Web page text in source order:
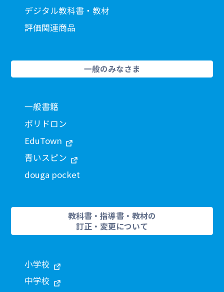
デジタル教科書・教材
評価関連商品
一般のみなさま
一般書籍
ポリドロン
EduTown
青いスピン
douga pocket
教科書・指導書・教材の
訂正・変更について
小学校
中学校